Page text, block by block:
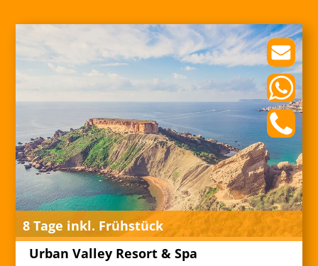
8 Tage inkl. Frühstück
Urban Valley Resort & Spa